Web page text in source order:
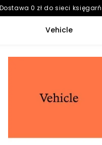
Dostawa 0 zł do sieci księgarń
Vehicle